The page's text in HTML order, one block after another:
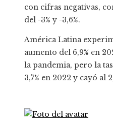
con cifras negativas,
del -3% y -3,6%.
América Latina
aumento del 6,9% en
la pandemia, pero la
3,7% en 2022 y cayó al